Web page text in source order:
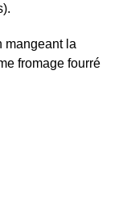
mangeant la
fromage fourré